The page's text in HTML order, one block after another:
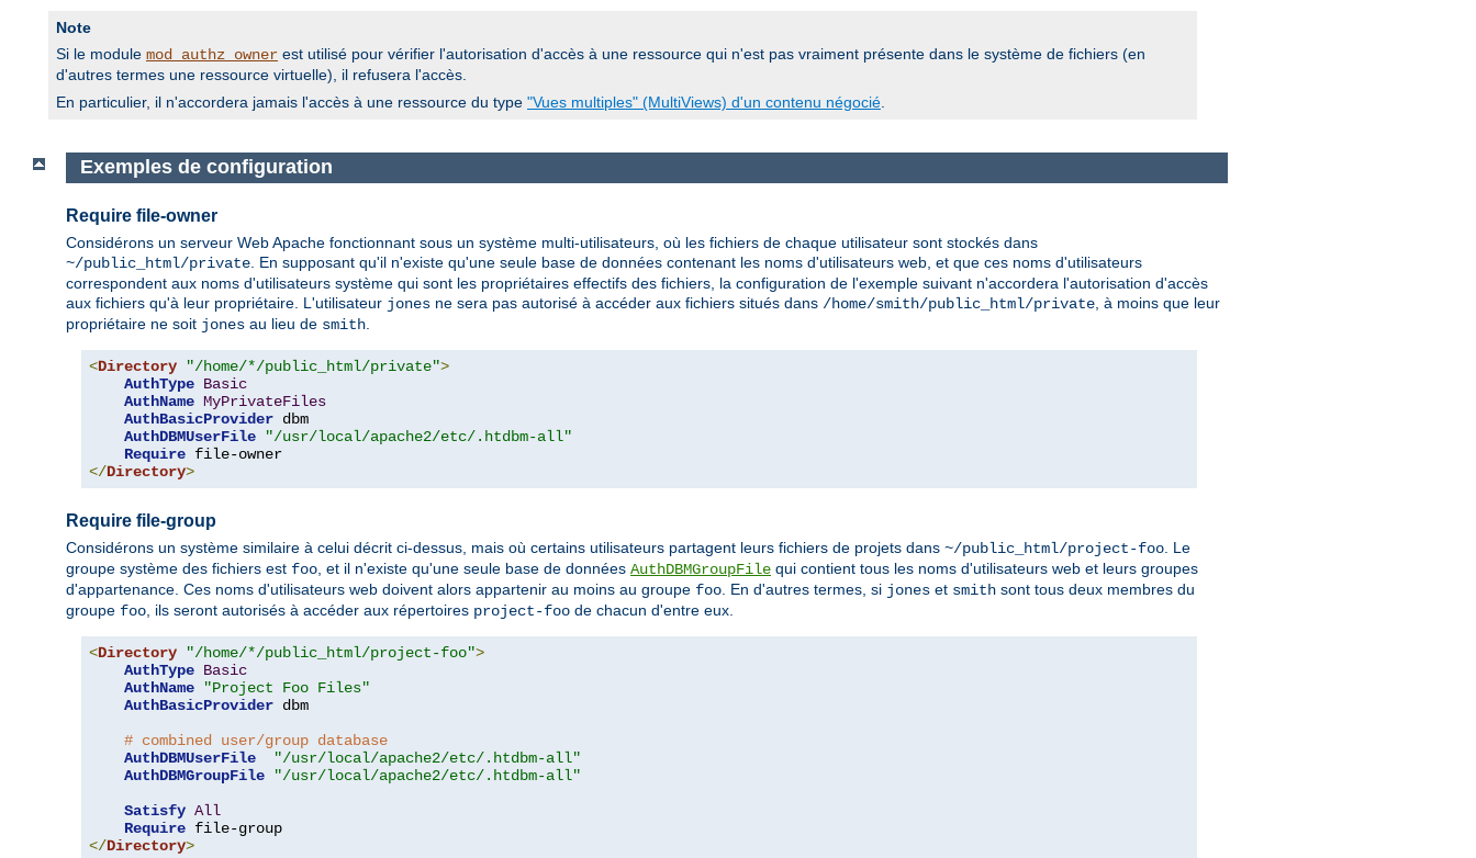
Note
Si le module mod_authz_owner est utilisé pour vérifier l'autorisation d'accès à une ressource qui n'est pas vraiment présente dans le système de fichiers (en
d'autres termes une ressource virtuelle), il refusera l'accès.
En particulier, il n'accordera jamais l'accès à une ressource du type "Vues multiples" (MultiViews) d'un contenu négocié.
Exemples de configuration
Require file-owner
Considérons un serveur Web Apache fonctionnant sous un système multi-utilisateurs, où les fichiers de chaque utilisateur sont stockés dans
~/public_html/private . En supposant qu'il n'existe qu'une seule base de données contenant les noms d'utilisateurs web, et que ces noms d'utilisateurs
correspondent aux noms d'utilisateurs système qui sont les propriétaires effectifs des fichiers, la configuration de l'exemple suivant n'accordera l'autorisation d'accès
aux fichiers qu'à leur propriétaire. L'utilisateur jones ne sera pas autorisé à accéder aux fichiers situés dans /home/smith/public_html/private , à moins que leur
propriétaire ne soit jones au lieu de smith
<Directory "/home/*/public_html/private">
AuthType Basic
AuthName MyPrivateFiles
AuthBasicProvider dbm
AuthDBMUserFile
"/usr/local/apache2/etc/.htdbm-all"
Require
</Directory>
Require file-group
Considérons un système similaire à celui décrit ci-dessus, mais où certains utilisateurs partagent leurs fichiers de projets dans ~/public_html/project-foo. Le
groupe système des fichiers est foo, et il n'existe qu'une seule base de données AuthDBMGroupFile qui contient tous les noms d'utilisateurs web et leurs groupes
d'appartenance. Ces noms d'utilisateurs web doivent alors appartenir au moins au groupe foo. En d'autres termes, si jones et smith sont tous deux membres du
groupe foo, ils seront autorisés à accéder aux répertoires project-foo de chacun d'entre eux.
<Directory "/home/*/public_html/project-foo">
AuthType Basic
AuthName
"Project Foo Files"
AuthBasicProvider dbm
# combined user/group database
AuthDBMUserFile
"/usr/local/apache2/etc/.htdbm-all"
AuthDBMGroupFile
"/usr/local/apache2/etc/.htdbm-all"
Satisfy All
Require
</Directory>